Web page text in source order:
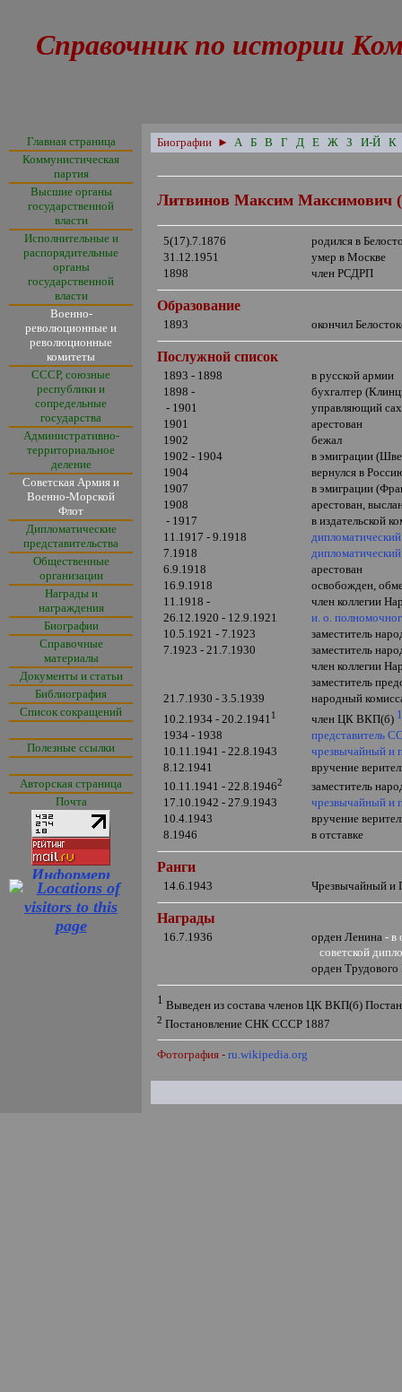
Справочник по истории
Главная страница
Коммунистическая
партия
Высшие органы
государственной
власти
Исполнительные и
распорядительные
органы
государственной
власти
Военно-
революционные и
революционные
комитеты
СССР, союзные
республики и
сопредельные
государства
Административно-
территориальное
деление
Советская Армия и
Военно-Морской
Флот
Дипломатические
представительства
Общественные
организации
Награды и
награждения
Биографии
Справочные
материалы
Документы и статьи
Библиография
Список сокращений
Полезные ссылки
Авторская страница
Почта
Биографии ► А Б В Г Д Е Ж З И-Й К
Литвинов Максим Максимович
5(17).7.1876
родился в
31.12.1951
умер в Москве
1898
член РСДРП
Образование
1893 окончил
Послужной список
1893 - 1898
в русской армии
1898 -
бухгалтер
- 1901
управляющий
1901
арестован
1902
бежал
1902 - 1904
в эмиграции
1904
вернулся в
1907
в эмиграции
1908
арестован,
- 1917
в издательской
11.1917 - 9.1918
7.1918
6.9.1918
арестован
16.9.1918
освобожден,
11.1918 -
член коллегии
26.12.1920 - 12.9.1921
и. о.
10.5.1921 - 7.1923
заместитель
7.1923 - 21.7.1930
заместитель
член коллегии
заместитель
21.7.1930 - 3.5.1939
народный
10.2.1934 - 20.2.19411 член ЦК ВКП(б)
1934 - 1938
представитель
10.11.1941 - 22.8.1943
чрезвычайный
8.12.1941
вручение
10.11.1941 - 22.8.19462
заместитель
17.10.1942 - 27.9.1943
чрезвычайный и
10.4.1943
вручение
8.1946
в отставке
Ранги
14.6.1943 Чрезвычайный и
Награды
16.7.1936 орден Ленина- в
советской
орден
1 Выведен из состава членов ЦК ВКП(б)
2 Постановление СНК СССР 1887
Фотография - ru.wikipedia.org